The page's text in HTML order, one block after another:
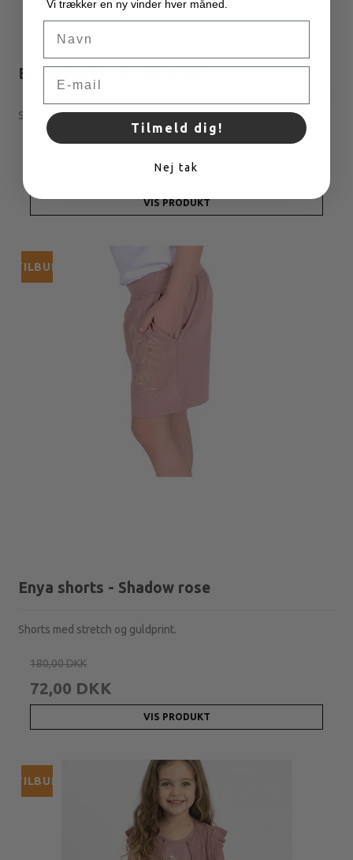
Enya Shorts - Bright Rose
Shorts med print og behagelig stretch.
VIS PRODUKT
TILBUD
Enya shorts - Shadow rose
Shorts med stretch og guldprint.
180,00 DKK
72,00 DKK
VIS PRODUKT
TILBUD
Vi trækker en ny vinder hver måned.
Tilmeld dig!
Nej tak